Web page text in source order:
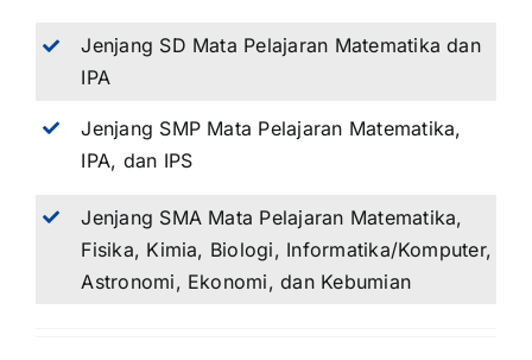
Jenjang SD Mata Pelajaran Matematika dan
IPA
Jenjang SMP Mata Pelajaran Matematika,
IPA, dan IPS
Jenjang SMA Mata Pelajaran Matematika,
Fisika, Kimia, Biologi, Informatika/Komputer,
Astronomi, Ekonomi, dan Kebumian